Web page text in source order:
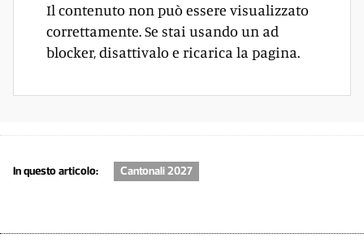
Il contenuto non può essere visualizzato
correttamente. Se stai usando un ad
blocker, disattivalo e ricarica la pagina.
In questo articolo: Cantonali 2027